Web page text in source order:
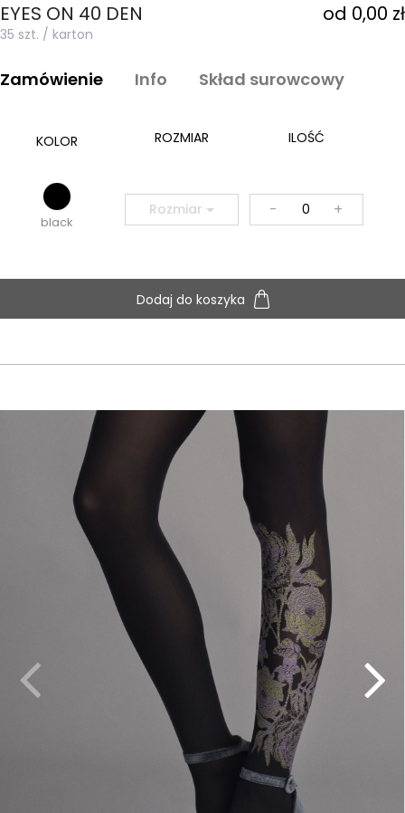
EYES ON 40 DEN od 0,00 zł
35 szt. / karton
Zamówienie Info Skład surowcowy
KOLOR ROZMIAR ILOŚĆ
black
Rozmiar - +
Dodaj do koszyka